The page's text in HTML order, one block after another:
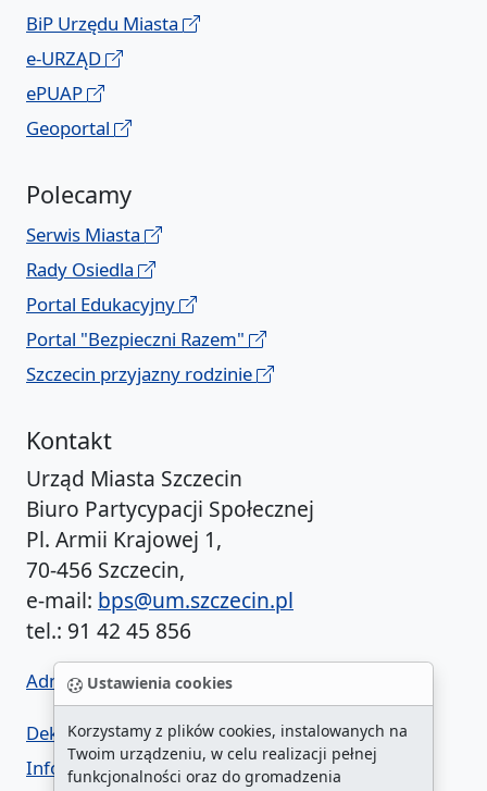
Ustawienia cookies
Korzystamy z plików cookies, instalowanych na
Twoim urządzeniu, w celu realizacji pełnej
funkcjonalności oraz do gromadzenia
BiP Urzędu Miasta
e-URZĄD
ePUAP
Geoportal
Polecamy
Serwis Miasta
Rady Osiedla
Portal Edukacyjny
Portal "Bezpieczni Razem"
Szczecin przyjazny rodzinie
Kontakt
Urząd Miasta Szczecin
Biuro Partycypacji Społecznej
Pl. Armii Krajowej 1,
70-456 Szczecin,
e-mail: bps@um.szczecin.pl
tel.: 91 42 45 856
Administrator BIP UM
Deklaracja dostępności
Informacja o urzędzie w ETR